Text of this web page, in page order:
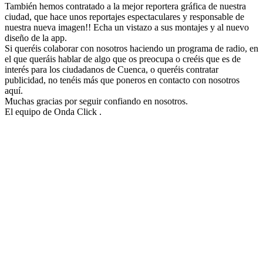
También hemos contratado a la mejor reportera gráfica de nuestra
ciudad, que hace unos reportajes espectaculares y responsable de
nuestra nueva imagen!! Echa un vistazo a sus montajes y al nuevo
diseño de la app.
Si queréis colaborar con nosotros haciendo un programa de radio, en
el que queráis hablar de algo que os preocupa o creéis que es de
interés para los ciudadanos de Cuenca, o queréis contratar
publicidad, no tenéis más que poneros en contacto con nosotros
aquí.
Muchas gracias por seguir confiando en nosotros.
El equipo de Onda Click .